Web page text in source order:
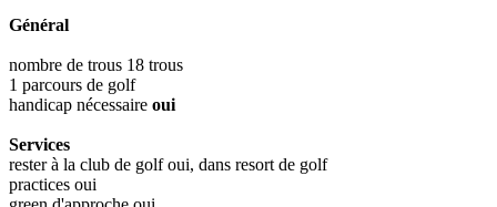
Général
nombre de trous 18 trous
1 parcours de golf
handicap nécessaire oui
Services
rester à la club de golf oui, dans resort de golf
practices oui